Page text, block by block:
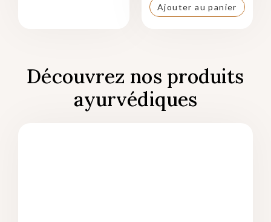
Ajouter au panier
Découvrez nos produits
ayurvédiques